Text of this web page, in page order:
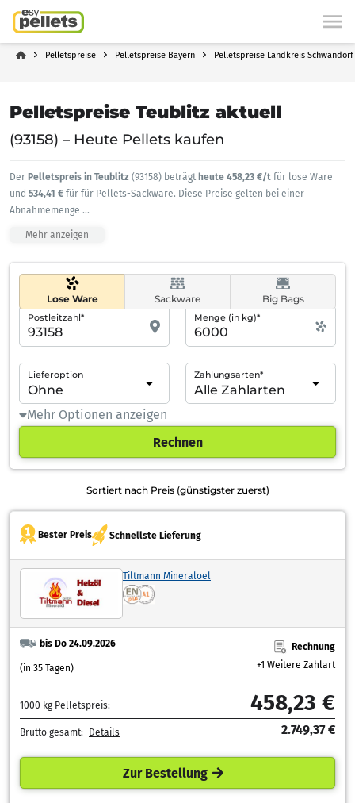
Pelletspreise Pelletspreise Bayern Pelletspreise Landkreis Schwandorf
Pelletspreise Teublitz aktuell
(93158) – Heute Pellets kaufen
Der Pelletspreis in Teublitz (93158) beträgt heute 458,23 €/t für lose Ware
und 534,41 € für für Pellets-Sackware. Diese Preise gelten bei einer
Abnahmemenge ...
Mehr anzeigen
Lose Ware Sackware Big Bags
Postleitzahl* Menge (in kg)*
Lieferoption Zahlungsarten*
Mehr Optionen anzeigen
Rechnen
Sortiert nach Preis (günstigster zuerst)
Bester Preis Schnellste Lieferung
Tiltmann Mineraloel
bis Do 24.09.2026
(in 35 Tagen)
Rechnung
+1 Weitere Zahlart
1000 kg Pelletspreis: 458,23 €
Brutto gesamt: Details 2.749,37 €
Zur Bestellung